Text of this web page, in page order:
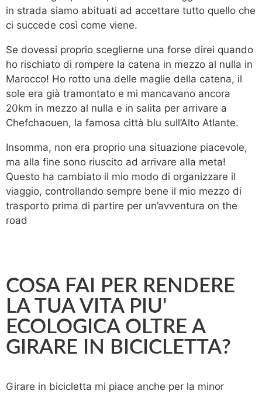
in strada siamo abituati ad accettare tutto quello che
ci succede così come viene.
Se dovessi proprio sceglierne una forse direi quando
ho rischiato di rompere la catena in mezzo al nulla in
Marocco! Ho rotto una delle maglie della catena, il
sole era già tramontato e mi mancavano ancora
20km in mezzo al nulla e in salita per arrivare a
Chefchaouen, la famosa città blu sull’Alto Atlante.
Insomma, non era proprio una situazione piacevole,
ma alla fine sono riuscito ad arrivare alla meta!
Questo ha cambiato il mio modo di organizzare il
viaggio, controllando sempre bene il mio mezzo di
trasporto prima di partire per un’avventura on the
road
COSA FAI PER RENDERE
LA TUA VITA PIU'
ECOLOGICA OLTRE A
GIRARE IN BICICLETTA?
Girare in bicicletta mi piace anche per la minor